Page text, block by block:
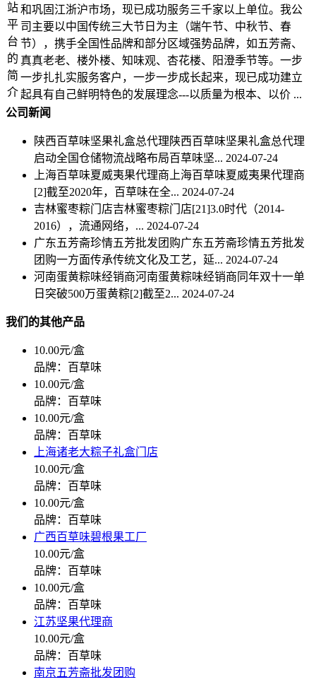
站
平
台
的
简
介
和巩固江浙沪市场，现已成功服务三千家以上单位。我公
司主要以中国传统三大节日为主（端午节、中秋节、春
节），携手全国性品牌和部分区域强势品牌，如五芳斋、
真真老老、楼外楼、知味观、杏花楼、阳澄季节等。一步
一步扎扎实服务客户，一步一步成长起来，现已成功建立
起具有自己鲜明特色的发展理念---以质量为根本、以价 ...
公司新闻
陕西百草味坚果礼盒总代理陕西百草味坚果礼盒总代理
启动全国仓储物流战略布局百草味坚... 2024-07-24
上海百草味夏威夷果代理商上海百草味夏威夷果代理商
[2]截至2020年，百草味在全... 2024-07-24
吉林蜜枣粽门店吉林蜜枣粽门店[21]3.0时代（2014-
2016），流通网络，... 2024-07-24
广东五芳斋珍情五芳批发团购广东五芳斋珍情五芳批发
团购一方面传承传统文化及工艺，延... 2024-07-24
河南蛋黄粽味经销商河南蛋黄粽味经销商同年双十一单
日突破500万蛋黄粽[2]截至2... 2024-07-24
我们的其他产品
10.00元/盒
品牌：百草味
10.00元/盒
品牌：百草味
10.00元/盒
品牌：百草味
上海诸老大粽子礼盒门店
10.00元/盒
品牌：百草味
10.00元/盒
品牌：百草味
广西百草味碧根果工厂
10.00元/盒
品牌：百草味
10.00元/盒
品牌：百草味
江苏坚果代理商
10.00元/盒
品牌：百草味
南京五芳斋批发团购